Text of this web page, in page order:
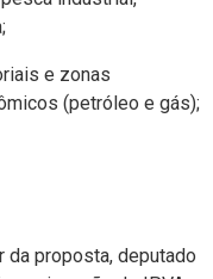
e zonas
(petróleo e gás);
da proposta, deputado